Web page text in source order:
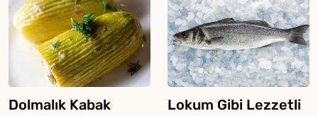
Dolmalık Kabak
Lokum Gibi Lezzetli